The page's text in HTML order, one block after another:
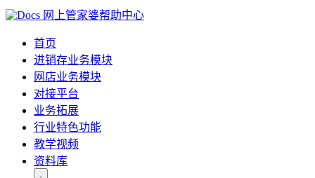
网上管家婆帮助中心
首页
进销存业务模块
网店业务模块
对接平台
业务拓展
行业特色功能
教学视频
资料库